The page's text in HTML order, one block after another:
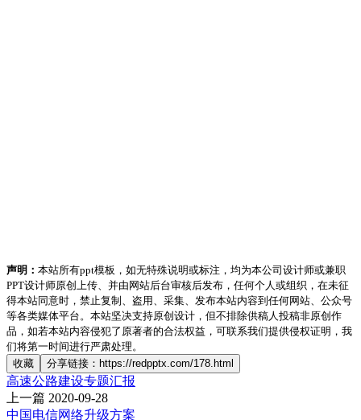
声明： 本站所有ppt模板，如无特殊说明或标注，均为本公司设计师或兼职
PPT设计师原创上传、并由网站后台审核后发布，任何个人或组织，在未征
得本站同意时，禁止复制、盗用、采集、发布本站内容到任何网站、公众号
等各类媒体平台。本站坚决支持原创设计，但不排除供稿人投稿非原创作
品，如若本站内容侵犯了原著者的合法权益，可联系我们提供侵权证明，我
们将第一时间进行严肃处理。
收藏
分享链接：https://redpptx.com/178.html
高速公路建设专题汇报
上一篇 2020-09-28
中国电信网络升级方案